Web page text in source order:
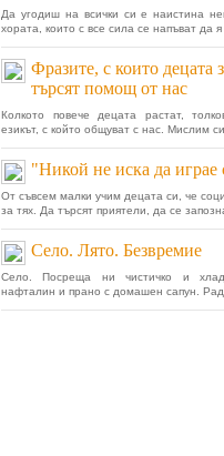
Да угодиш на всички си е наистина
хората, които с все сила се напъват да я
Фразите, с които децата
търсят помощ от нас
Колкото повече децата растат,
езикът, с който общуват с нас. Мислим
"Никой не иска да играе
От съвсем малки учим децата си, че
за тях. Да търсят приятели, да се
Село. Лято. Безвремие
Село. Посреща ни чистичко и
нафталин и прано с домашен сапун.